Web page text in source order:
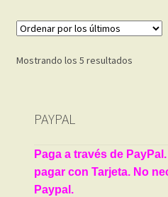
Mostrando los 5 resultadosOrdenado
PAYPAL
Paga a través de
pagar con Tarjeta. No
Paypal.